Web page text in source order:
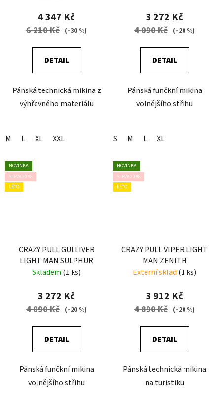
4 347 Kč
6 210 Kč (–30 %)
DETAIL
Pánská technická mikina z
výhřevného materiálu
M L XL XXL
3 272 Kč
4 090 Kč (–20 %)
DETAIL
Pánská funčkní mikina
volnějšího střihu
S M L XL
NOVINKA
SLEVA 20 %
LÉTO
CRAZY PULL GULLIVER
LIGHT MAN SULPHUR
Skladem (1 ks)
3 272 Kč
4 090 Kč (–20 %)
DETAIL
Pánská funčkní mikina
volnějšího střihu
NOVINKA
SLEVA 20 %
LÉTO
CRAZY PULL VIPER LIGHT
MAN ZENITH
Externí sklad (1 ks)
3 912 Kč
4 890 Kč (–20 %)
DETAIL
Pánská technická mikina
na turistiku